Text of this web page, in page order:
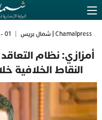
Chamalpress | شمال بريس 01 - متابعات
أمزازي: نظام
النقاط الخلافية